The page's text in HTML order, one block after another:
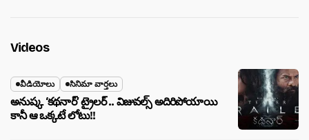
Videos
వీడియోలు సినిమా వార్తలు
అనుష్క ‘కథనార్’ ట్రైలర్ .. విజువల్స్ అదిరిపోయాయి
కానీ ఆ ఒక్కటే లోటు!!